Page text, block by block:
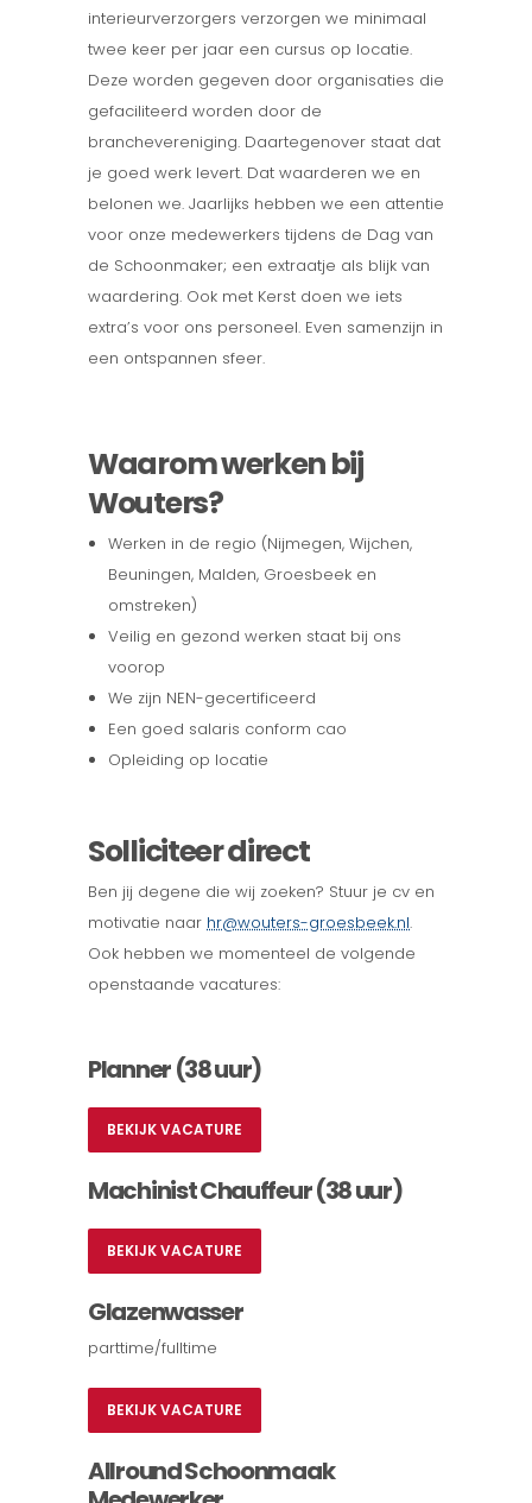
interieurverzorgers verzorgen we minimaal
twee keer per jaar een cursus op locatie.
Deze worden gegeven door organisaties die
gefaciliteerd worden door de
branchevereniging. Daartegenover staat dat
je goed werk levert. Dat waarderen we en
belonen we. Jaarlijks hebben we een attentie
voor onze medewerkers tijdens de Dag van
de Schoonmaker; een extraatje als blijk van
waardering. Ook met Kerst doen we iets
extra’s voor ons personeel. Even samenzijn in
een ontspannen sfeer.
Waarom werken bij
Wouters?
Werken in de regio (Nijmegen, Wijchen,
Beuningen, Malden, Groesbeek en
omstreken)
Veilig en gezond werken staat bij ons
voorop
We zijn NEN-gecertificeerd
Een goed salaris conform cao
Opleiding op locatie
Solliciteer direct
Ben jij degene die wij zoeken? Stuur je cv en
motivatie naar hr@wouters-groesbeek.nl.
Ook hebben we momenteel de volgende
openstaande vacatures:
Planner (38 uur)
BEKIJK VACATURE
Machinist Chauffeur (38 uur)
BEKIJK VACATURE
Glazenwasser
parttime/fulltime
BEKIJK VACATURE
Allround Schoonmaak